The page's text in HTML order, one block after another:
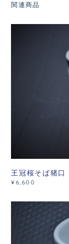
関連商品
王冠桜そば猪口
¥6,600